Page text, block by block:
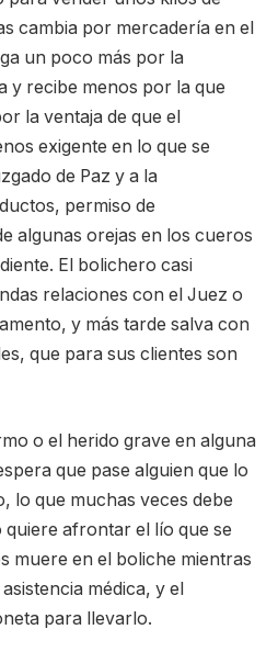
cambia por mercadería en el
un poco más por la
y recibe menos por la que
la ventaja de que el
exigente en lo que se
de Paz y a la
permiso de
algunas orejas en los cueros
El bolichero casi
relaciones con el Juez o
y más tarde salva con
que para sus clientes son
o el herido grave en alguna
que pase alguien que lo
lo que muchas veces debe
afrontar el lío que se
muere en el boliche mientras
médica, y el
para llevarlo.